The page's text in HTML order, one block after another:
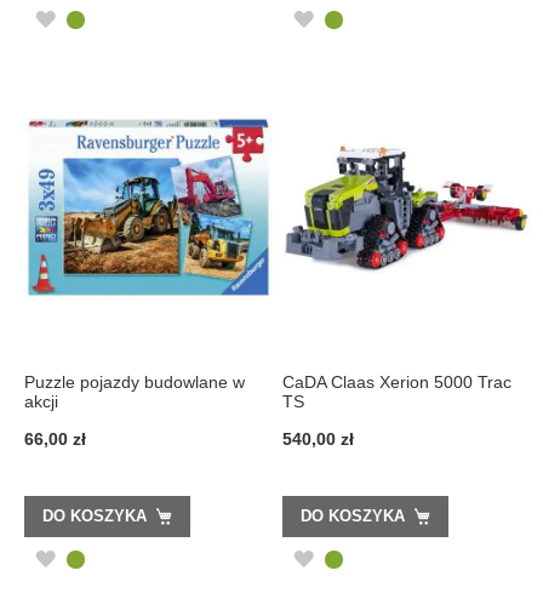
DODAJ
ŻYCZEŃ
DODAJ
ŻYCZEŃ
Puzzle pojazdy budowlane w
akcji
66,00 zł
DO KOSZYKA
DODAJ
CaDA Claas Xerion 5000 Trac
TS
540,00 zł
DO KOSZYKA
DODAJ